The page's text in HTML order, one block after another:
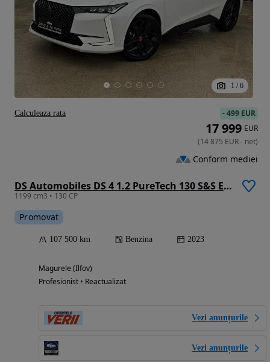
1 / 6
DS Automobiles DS 4 1.2 PureTech 130 S&S EAT8 PERFORMANCE LINE +
1199 cm3 • 130 CP
Promovat
107 500 km Benzina 2023
Magurele (Ilfov)
Profesionist • Reactualizat
Vezi anunțurile
Vezi anunțurile
-499 EUR
17 999 EUR
(14 875 EUR- net)
Conform mediei
Calculeaza rata